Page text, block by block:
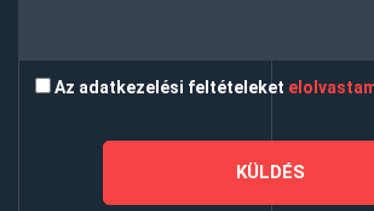
Az adatkezelési feltételeket